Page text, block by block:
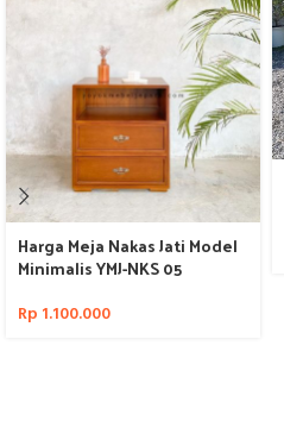
Harga Meja Nakas Jati Model
Minimalis YMJ-NKS 05
Rp 1.100.000